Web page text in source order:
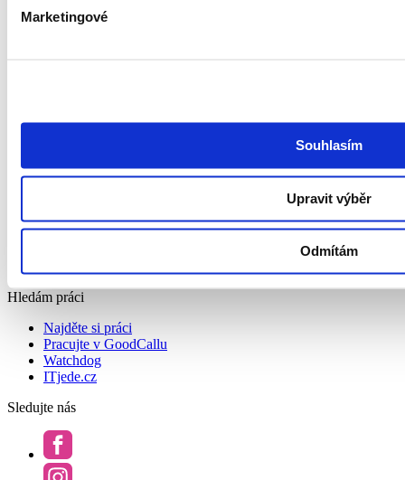
Marketingové
Souhlasím
Upravit výběr
Odmítám
Nábor talentů
RPO
O nás
Politika ochrany osobních údajů a systému řízení bezpečnosti
Všeobecné obchodní podmínky
Pravidla soutěží
Hledám práci
Najděte si práci
Pracujte v GoodCallu
Watchdog
ITjede.cz
Sledujte nás